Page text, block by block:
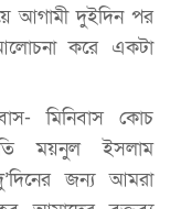
আগামী দুইদিন পর
করে একটা
মিনিবাস কোচ
ময়নুল ইসলাম
জন্য আমরা